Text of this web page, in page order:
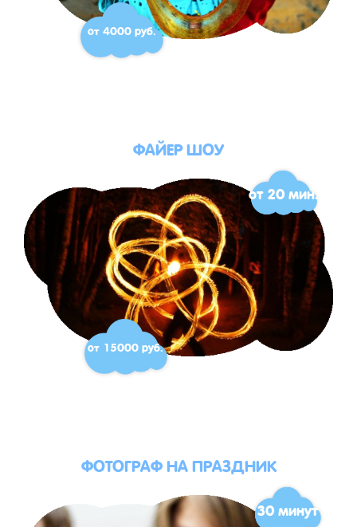
от 4000 руб.
ФАЙЕР ШОУ
от 20 мин.
от 15000 руб.
ФОТОГРАФ НА ПРАЗДНИК
30 минут